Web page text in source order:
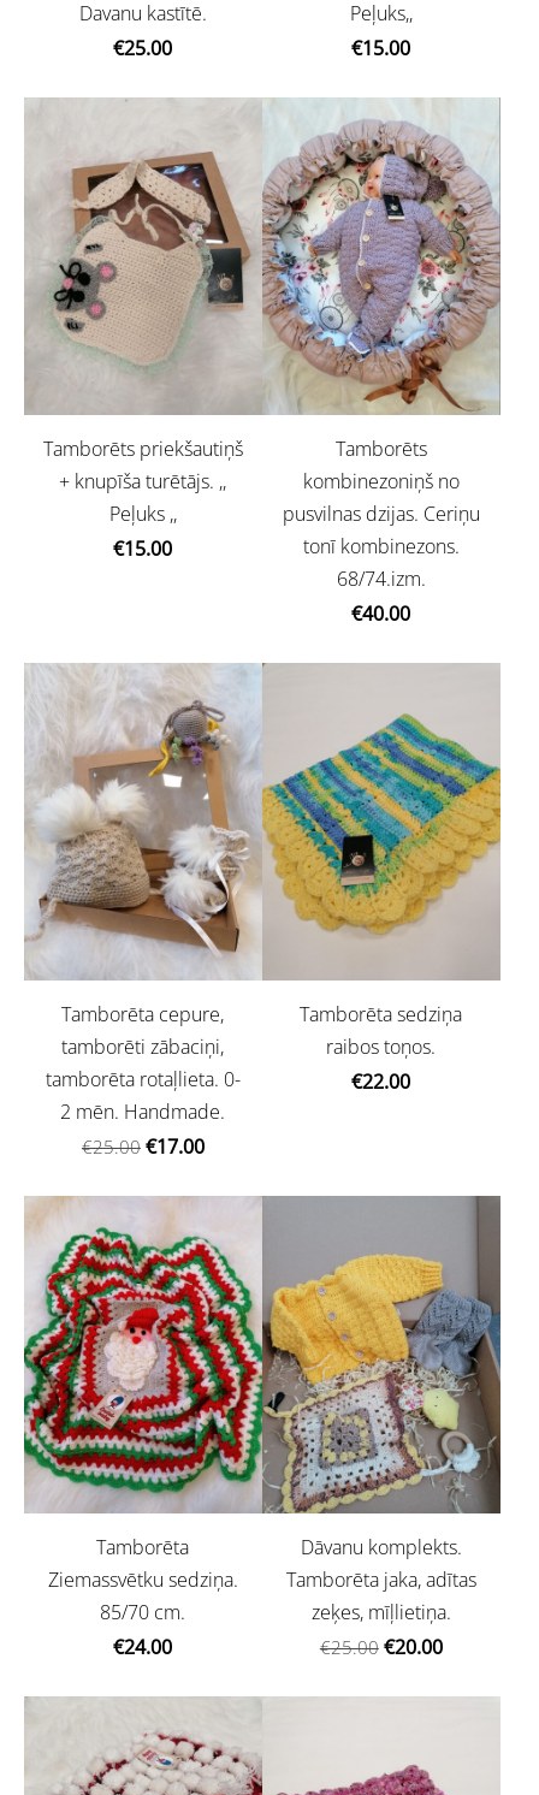
Davanu kastītē.
€25.00
Peļuks,,
€15.00
Tamborēts priekšautiņš
+ knupīša turētājs. ,,
Peļuks ,,
€15.00
Tamborēts
kombinezoniņš no
pusvilnas dzijas. Ceriņu
tonī kombinezons.
68/74.izm.
€40.00
Tamborēta cepure,
tamborēti zābaciņi,
tamborēta rotaļlieta. 0-
2 mēn. Handmade.
€25.00 €17.00
Tamborēta sedziņa
raibos toņos.
€22.00
Tamborēta
Ziemassvētku sedziņa.
85/70 cm.
€24.00
Dāvanu komplekts.
Tamborēta jaka, adītas
zeķes, mīļlietiņa.
€25.00 €20.00